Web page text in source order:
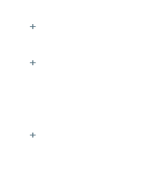
+
+
+